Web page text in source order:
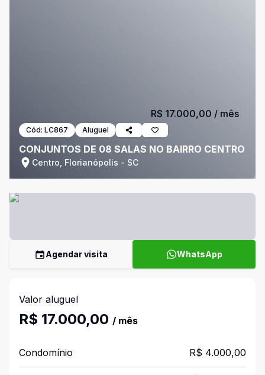
Cód: LC867 Aluguel
CONJUNTOS DE 08 SALAS NO BAIRRO CENTRO
Centro, Florianópolis - SC
R$ 17.000,00 / mês
Agendar visita WhatsApp
Valor aluguel
R$ 17.000,00 / mês
Condomínio R$ 4.000,00